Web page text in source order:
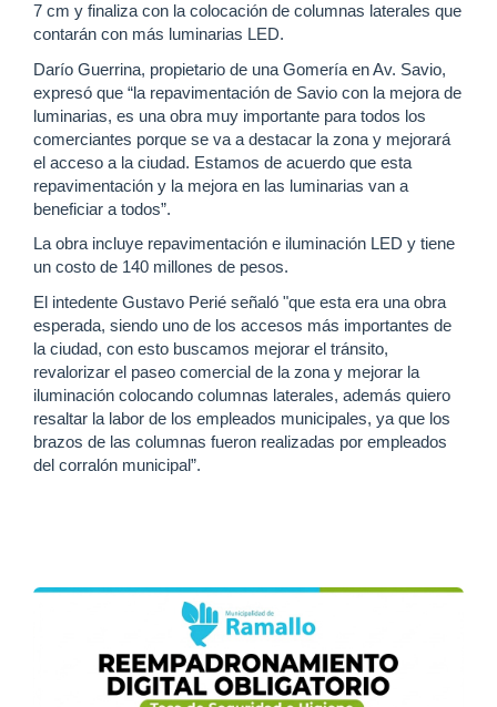
7 cm y finaliza con la colocación de columnas laterales que
contarán con más luminarias LED.
Darío Guerrina, propietario de una Gomería en Av. Savio,
expresó que “la repavimentación de Savio con la mejora de
luminarias, es una obra muy importante para todos los
comerciantes porque se va a destacar la zona y mejorará
el acceso a la ciudad. Estamos de acuerdo que esta
repavimentación y la mejora en las luminarias van a
beneficiar a todos”.
La obra incluye repavimentación e iluminación LED y tiene
un costo de 140 millones de pesos.
El intedente Gustavo Perié señaló "que esta era una obra
esperada, siendo uno de los accesos más importantes de
la ciudad, con esto buscamos mejorar el tránsito,
revalorizar el paseo comercial de la zona y mejorar la
iluminación colocando columnas laterales, además quiero
resaltar la labor de los empleados municipales, ya que los
brazos de las columnas fueron realizadas por empleados
del corralón municipal”.